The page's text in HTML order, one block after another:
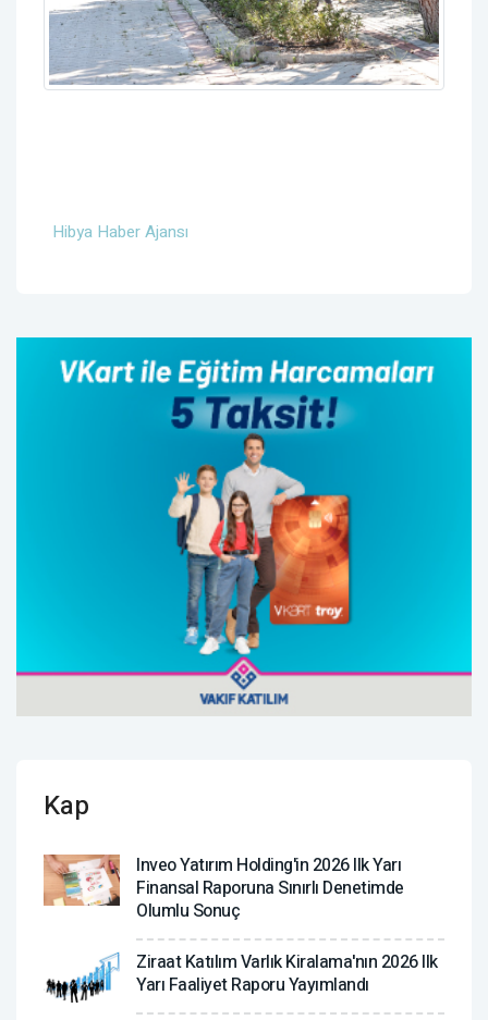
Hibya Haber Ajansı
Kap
Inveo Yatırım Holding'in 2026 Ilk Yarı
Finansal Raporuna Sınırlı Denetimde
Olumlu Sonuç
Ziraat Katılım Varlık Kiralama'nın 2026 Ilk
Yarı Faaliyet Raporu Yayımlandı